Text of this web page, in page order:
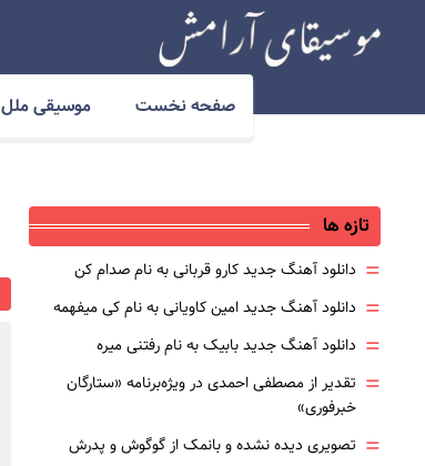
صفحه نخست موسیقی ملل
تازه ها
= دانلود آهنگ جدید کارو قربانی به نام صدام کن
= دانلود آهنگ جدید امین کاویانی به نام کی میفهمه
= دانلود آهنگ جدید بابیک به نام رفتنی میره
= تقدیر از مصطفی احمدی در ویژه‌برنامه «ستارگان
خبرفوری»
= تصویری دیده نشده و بانمک از گوگوش و پدرش